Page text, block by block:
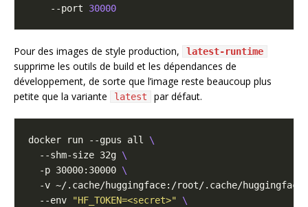
    --port
30000
Pour des images de style production, latest-runtime
supprime les outils de build et les dépendances de
développement, de sorte que l’image reste beaucoup plus
petite que la variante
latest par défaut.
docker run --gpus all
  --shm-size 32g
  -p 30000:30000
  -v ~/.cache/huggingface:/root/.cache/huggingface
  --env
"HF_TOKEN=<secret>"